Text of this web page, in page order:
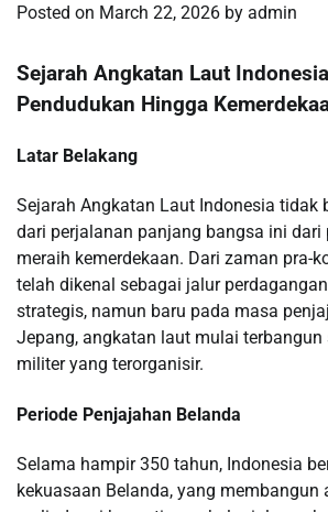
Posted on March 22, 2026 by admin
Sejarah Angkatan Laut
Pendudukan Hingga
Latar Belakang
Sejarah Angkatan Laut Indonesia tidak
dari perjalanan panjang bangsa ini dari
meraih kemerdekaan. Dari zaman pra-
telah dikenal sebagai jalur
strategis, namun baru pada masa
Jepang, angkatan laut mulai terbangun
militer yang terorganisir.
Periode Penjajahan Belanda
Selama hampir 350 tahun, Indonesia
kekuasaan Belanda, yang